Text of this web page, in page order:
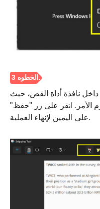
داخل نافذة أداة القص، حيث
الأمر. انقر على زر "حفظ"
على اليمين لإنهاء العملية.